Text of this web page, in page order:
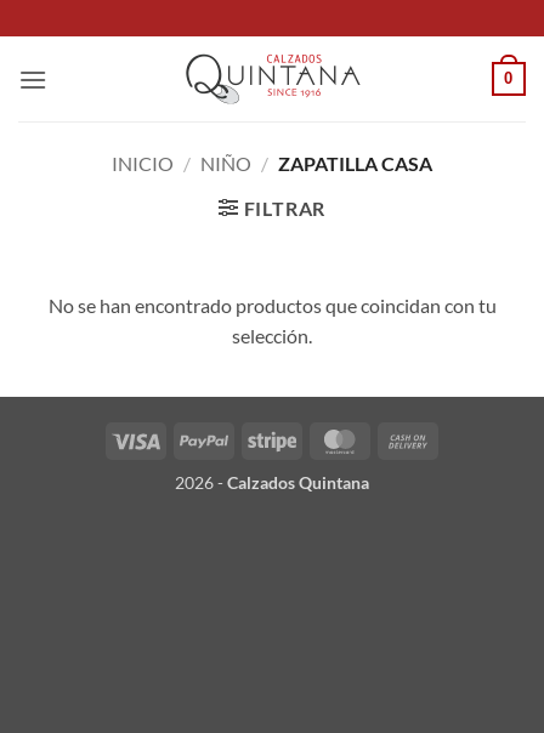
al
contenido
0
INICIO / NIÑO / ZAPATILLA CASA
FILTRAR
No se han encontrado productos que coincidan con tu
selección.
Visa PayPal Stripe MasterCard
2026 - Calzados Quintana